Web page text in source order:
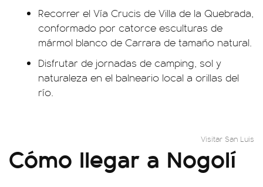
Recorrer el Vía Crucis de Villa de la Quebrada,
conformado por catorce esculturas de
mármol blanco de Carrara de tamaño natural.
Disfrutar de jornadas de camping, sol y
naturaleza en el balneario local a orillas del
río.
Visitar San Luis
Cómo llegar a Nogolí